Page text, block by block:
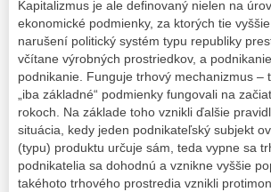
Kapitalizmus je ale definovaný nielen na
ekonomické podmienky, za ktorých tie
narušení politický systém typu republiky
včítane výrobných prostriedkov, a
podnikanie. Funguje trhový mechanizmus
„iba základné“ podmienky fungovali na
rokoch. Na základe toho vznikli ďalšie
situácia, kedy jeden podnikateľský subjekt
(typu) produktu určuje sám, teda vypne sa
podnikatelia sa dohodnú a vznikne vyššie
takéhoto trhového prostredia vznikli